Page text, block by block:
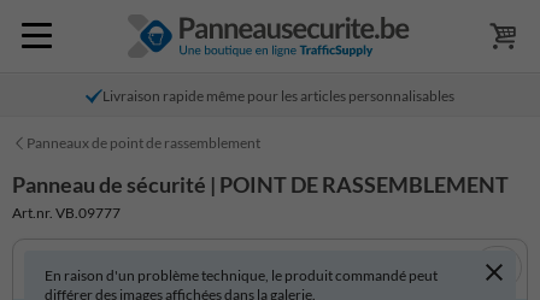
Livraison rapide même pour les articles personnalisables
Panneaux de point de rassemblement
Panneau de sécurité | POINT DE RASSEMBLEMENT
Art.nr. VB.09777
En raison d'un problème technique, le produit commandé peut
différer des images affichées dans la galerie.